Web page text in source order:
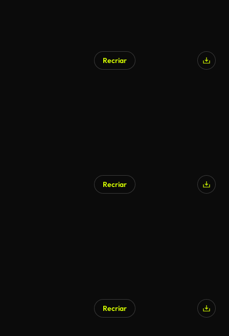
Recriar
Recriar
Recriar